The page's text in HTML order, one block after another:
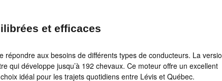
et efficaces
répondre aux besoins de différents types de conducteurs. La
qui développe jusqu’à 192 chevaux. Ce moteur offre un excellent
idéal pour les trajets quotidiens entre Lévis et Québec.